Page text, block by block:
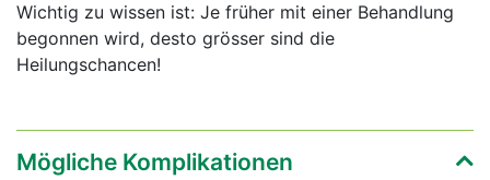
Wichtig zu wissen ist: Je früher mit einer Behandlung
begonnen wird, desto grösser sind die
Heilungschancen!
Mögliche Komplikationen